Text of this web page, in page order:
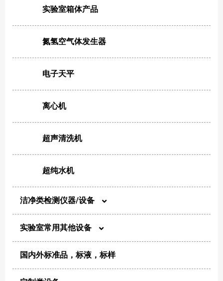
实验室箱体产品
氮氢空气体发生器
电子天平
离心机
超声清洗机
超纯水机
洁净类检测仪器/设备
尘埃粒子计数器
实验室常用其他设备
电化学
国内外标准品，标液，标样